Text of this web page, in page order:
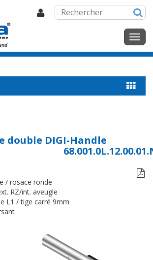
double DIGI-Handle

/ rosace ronde
RZ/int. aveugle
L1 / tige carré 9mm